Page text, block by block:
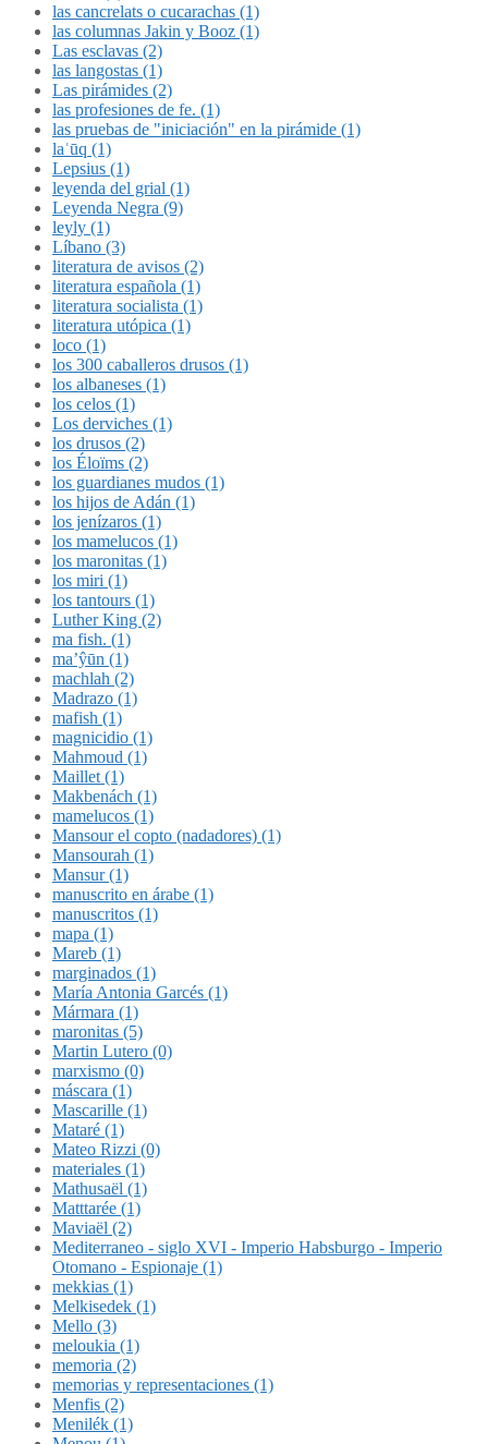
las cancrelats o cucarachas (1)
las columnas Jakin y Booz (1)
Las esclavas (2)
las langostas (1)
Las pirámides (2)
las profesiones de fe. (1)
las pruebas de "iniciación" en la pirámide (1)
laʿūq (1)
Lepsius (1)
leyenda del grial (1)
Leyenda Negra (9)
leyly (1)
Líbano (3)
literatura de avisos (2)
literatura española (1)
literatura socialista (1)
literatura utópica (1)
loco (1)
los 300 caballeros drusos (1)
los albaneses (1)
los celos (1)
Los derviches (1)
los drusos (2)
los Éloïms (2)
los guardianes mudos (1)
los hijos de Adán (1)
los jenízaros (1)
los mamelucos (1)
los maronitas (1)
los miri (1)
los tantours (1)
Luther King (2)
ma fish. (1)
ma’ŷūn (1)
machlah (2)
Madrazo (1)
mafish (1)
magnicidio (1)
Mahmoud (1)
Maillet (1)
Makbenách (1)
mamelucos (1)
Mansour el copto (nadadores) (1)
Mansourah (1)
Mansur (1)
manuscrito en árabe (1)
manuscritos (1)
mapa (1)
Mareb (1)
marginados (1)
María Antonia Garcés (1)
Mármara (1)
maronitas (5)
Martin Lutero (0)
marxismo (0)
máscara (1)
Mascarille (1)
Mataré (1)
Mateo Rizzi (0)
materiales (1)
Mathusaël (1)
Matttarée (1)
Maviaël (2)
Mediterraneo - siglo XVI - Imperio Habsburgo - Imperio
Otomano - Espionaje (1)
mekkias (1)
Melkisedek (1)
Mello (3)
meloukia (1)
memoria (2)
memorias y representaciones (1)
Menfis (2)
Menilék (1)